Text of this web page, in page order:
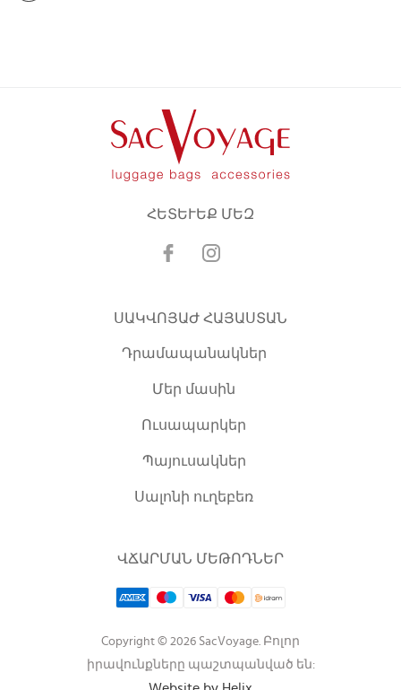
ՀԵՏԵՒԵՔ ՄԵԶ
ՍԱԿՎՈՅԱԺ ՀԱՅԱՍՏԱՆ
Դրամապանակներ
Մեր մասին
Ուսապարկեր
Պայուսակներ
Սալոնի ուղեբեռ
ՎՃԱՐՄԱՆ ՄԵԹՈԴՆԵՐ
Copyright © 2026 SacVoyage. Բոլոր
իրավունքները պաշտպանված են: